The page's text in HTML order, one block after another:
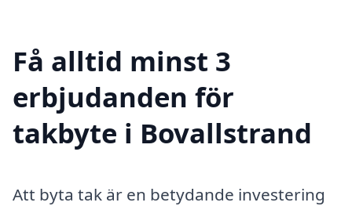
Få alltid minst 3
erbjudanden för
takbyte i Bovallstrand
Att byta tak är en betydande investering